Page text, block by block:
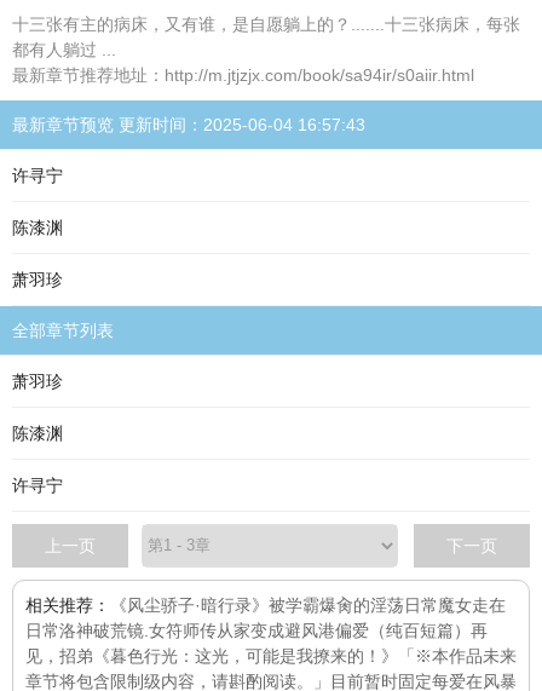
十三张有主的病床，又有谁，是自愿躺上的？.......十三张病床，每张
都有人躺过 ...
最新章节推荐地址：http://m.jtjzjx.com/book/sa94ir/s0aiir.html
最新章节预览 更新时间：2025-06-04 16:57:43
许寻宁
陈漆渊
萧羽珍
全部章节列表
萧羽珍
陈漆渊
许寻宁
上一页 下一页
相关推荐： 《风尘骄子·暗行录》 被学霸爆肏的淫荡日常魔女走在
日常洛神破荒镜.女符师传从家变成避风港偏爱（纯百短篇） 再
见，招弟 《暮色行光：这光，可能是我撩来的！》「※本作品未来
章节将包含限制级内容，请斟酌阅读。」目前暂时固定每爱在风暴